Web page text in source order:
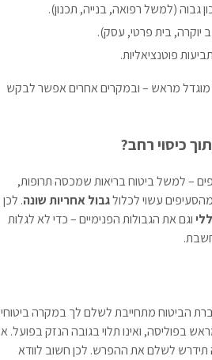
(למשל רפואה, בנייה, תכנון).
בית פרטי, עסק).
פוטנציאליות.
מוגדל מראש – ובמקרים אחרים אפשר לבקש
כיסוי רחב?
– למשל ביטוח בריאות שמכסה תרופות,
עשוי לכלולגבול אחריות שונה. לכן
וגם את הגבולות הפנימיים – כדי לא לגלות
הביטוח מתחייבת לשלם לך במקרה ביטוחי.
בפוליסה, ואינו תלוי בגובה הנזק בפועל. אם
לשלם את ההפרש. לכן חשוב לוודא